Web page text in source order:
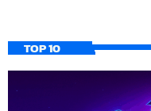
TOP 10